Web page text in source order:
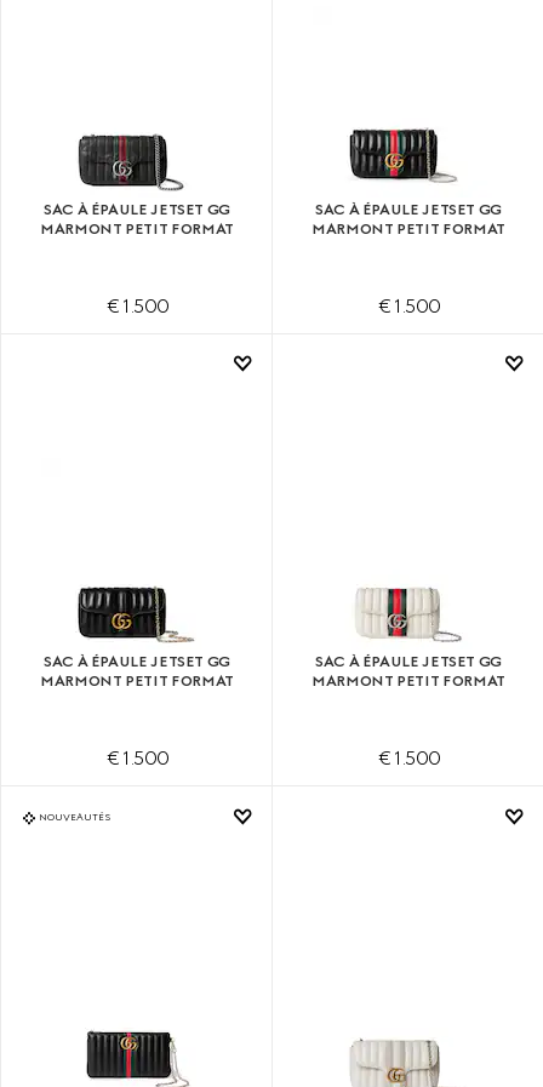
SAC À ÉPAULE JETSET GG
MARMONT PETIT FORMAT
€ 1.500
SAC À ÉPAULE JETSET GG
MARMONT PETIT FORMAT
€ 1.500
SAC À ÉPAULE JETSET GG
MARMONT PETIT FORMAT
€ 1.500
SAC À ÉPAULE JETSET GG
MARMONT PETIT FORMAT
€ 1.500
NOUVEAUTÉS